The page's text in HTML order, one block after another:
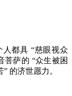
都具 “慈眼视众
菩萨的 “众生被困
的济世愿力。